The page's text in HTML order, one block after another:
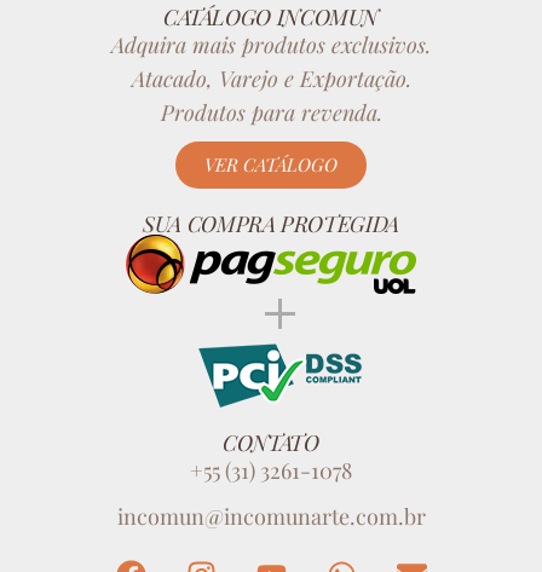
CATÁLOGO INCOMUN
Adquira mais produtos exclusivos.
Atacado, Varejo e Exportação.
Produtos para revenda.
VER CATÁLOGO
SUA COMPRA PROTEGIDA
CONTATO
+55 (31) 3261-1078
incomun@incomunarte.com.br